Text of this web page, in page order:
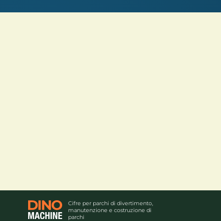
Cifre per parchi di divertimento,
manutenzione e costruzione di
parchi